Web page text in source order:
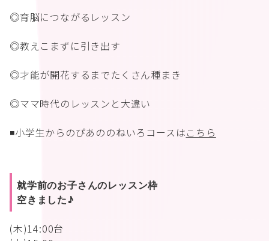
◎育脳につながるレッスン
◎教えこまずに引き出す
◎才能が開花するまでたくさん種まき
◎ママ時代のレッスンと大違い
◾️小学生からのぴあののねいろコースはこちら
就学前のお子さんのレッスン枠
空きました♪
(木)14:00台